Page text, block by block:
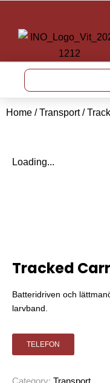
Home /Transport/
Loading...
Tracked
Batteridriven och
larvband.
TELEFON
Category: Transport